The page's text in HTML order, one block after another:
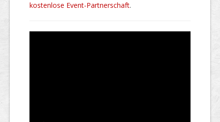
kostenlose Event-Partnerschaft.